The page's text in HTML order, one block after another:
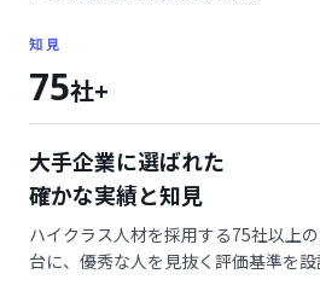
知見
75社+
大手企業に選ばれた
確かな実績と知見
ハイクラス人材を採用する75社以上
台に、優秀な人を見抜く評価基準を設